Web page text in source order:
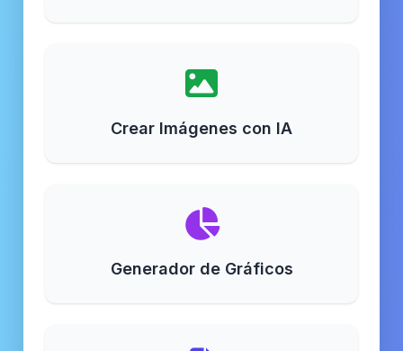
Crear Imágenes con IA
Generador de Gráficos